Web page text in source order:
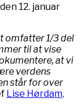
den 12. januar
omfatter 1/3 del
til at vise
at vi
verdens
står for over
Lise Hørdam,